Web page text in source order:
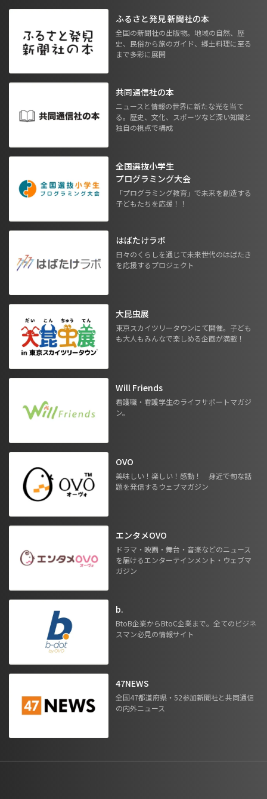
ふるさと発見 新聞社の本
全国の新聞社の出版物。地域の自然、歴
史、民俗から旅のガイド、郷土料理に至る
まで多彩に展開
共同通信社の本
ニュースと情報の世界に新たな光を当て
る。歴史、文化、スポーツなど深い知識と
独自の視点で構成
全国選抜小学生
プログラミング大会
「プログラミング教育」で未来を創造する
子どもたちを応援！！
はばたけラボ
日々のくらしを通じて未来世代のはばたき
を応援するプロジェクト
大昆虫展
東京スカイツリータウンにて開催。子ども
も大人もみんなで楽しめる企画が満載！
Will Friends
看護職・看護学生のライフサポートマガジ
ン。
OVO
美味しい！楽しい！感動！ 身近で旬な話
題を発信するウェブマガジン
エンタメOVO
ドラマ・映画・舞台・音楽などのニュース
を届けるエンターテインメント・ウェブマ
ガジン
b.
BtoB企業からBtoC企業まで。全てのビジネ
スマン必見の情報サイト
47NEWS
全国47都道府県・52参加新聞社と共同通信
の内外ニュース